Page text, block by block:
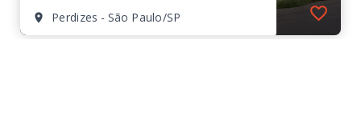
Perdizes - São Paulo/SP